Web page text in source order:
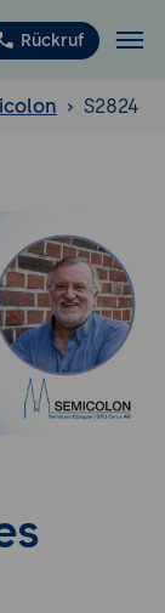
Rückruf
S2824